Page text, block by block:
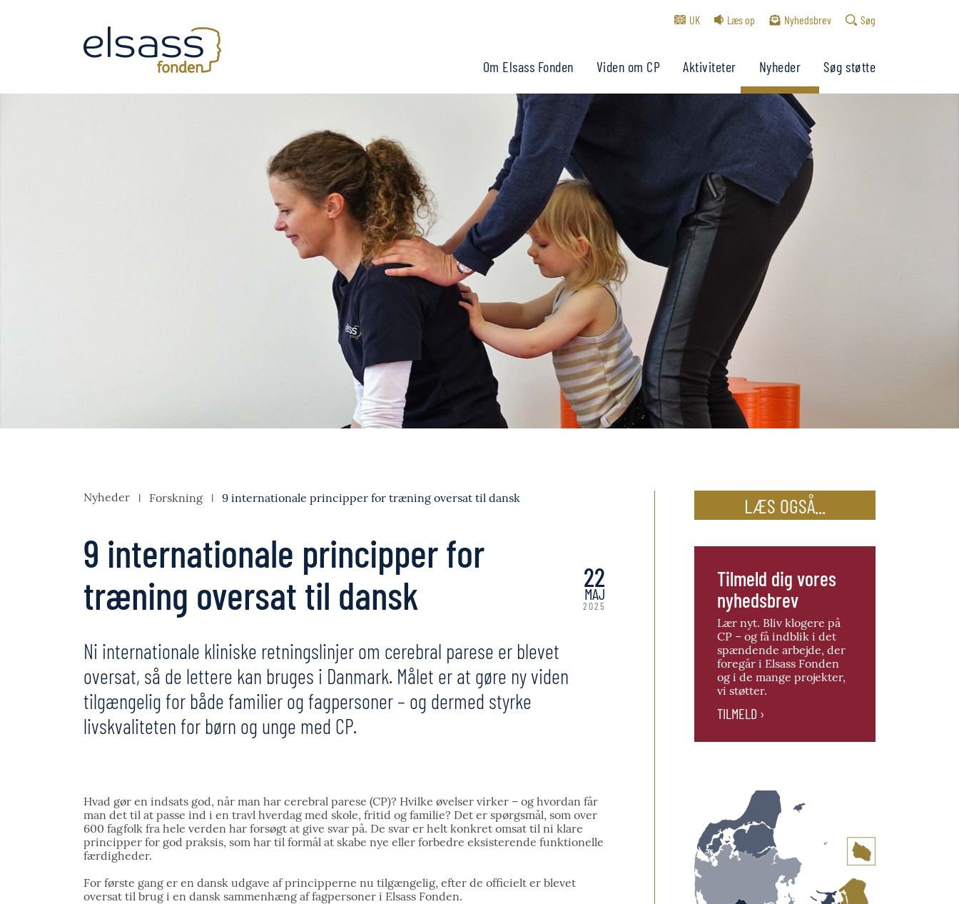
UK Læs op Nyhedsbrev Søg
Om Elsass Fonden Viden om CP Aktiviteter Nyheder Søg støtte
Nyheder Forskning 9 internationale principper for træning oversat til dansk
9 internationale principper for
træning oversat til dansk
22
MAJ
2025
Ni internationale kliniske retningslinjer om cerebral parese er blevet
oversat, så de lettere kan bruges i Danmark. Målet er at gøre ny viden
tilgængelig for både familier og fagpersoner – og dermed styrke
livskvaliteten for børn og unge med CP.
Hvad gør en indsats god, når man har cerebral parese (CP)? Hvilke øvelser virker – og hvordan får
man det til at passe ind i en travl hverdag med skole, fritid og familie? Det er spørgsmål, som over
600 fagfolk fra hele verden har forsøgt at give svar på. De svar er helt konkret omsat til ni klare
principper for god praksis, som har til formål at skabe nye eller forbedre eksisterende funktionelle
færdigheder.
For første gang er en dansk udgave af principperne nu tilgængelig, efter de officielt er blevet
oversat til brug i en dansk sammenhæng af fagpersoner i Elsass Fonden.
LÆS OGSÅ...
Tilmeld dig vores
nyhedsbrev
Lær nyt. Bliv klogere på
CP – og få indblik i det
spændende arbejde, der
foregår i Elsass Fonden
og i de mange projekter,
vi støtter.
TILMELD ›